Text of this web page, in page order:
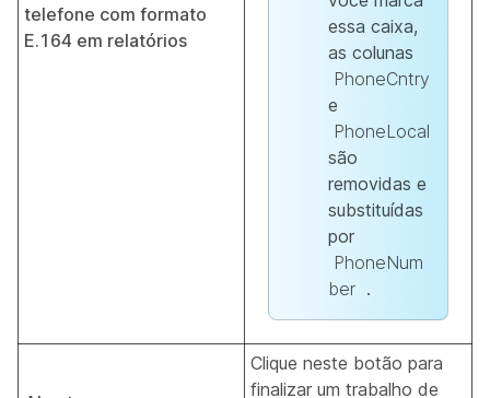
telefone com formato
E.164 em relatórios
essa caixa,
as colunas
PhoneCntry
e
PhoneLocal
são
removidas e
substituídas
por
PhoneNum
ber .
Clique neste botão para
finalizar um trabalho de